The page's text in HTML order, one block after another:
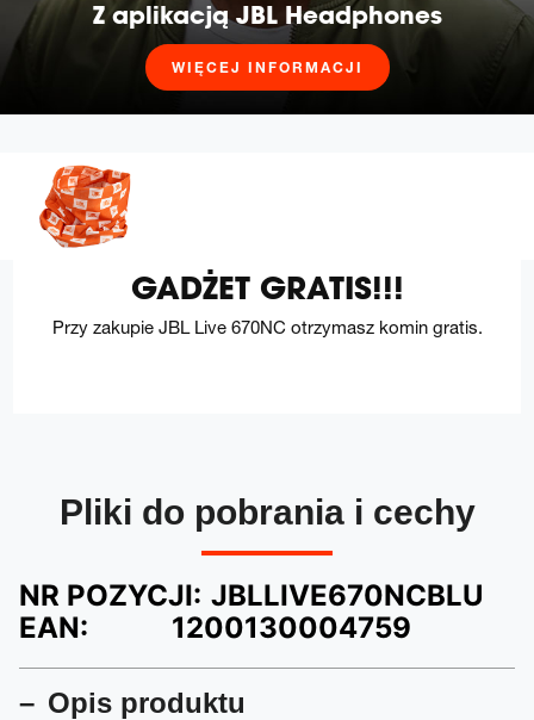
Z aplikacją JBL Headphones
WIĘCEJ INFORMACJI
GADŻET GRATIS!!!
Przy zakupie JBL Live 670NC otrzymasz komin gratis.
Pliki do pobrania i cechy
NR POZYCJI: JBLLIVE670NCBLU
EAN:
1200130004759
Opis produktu